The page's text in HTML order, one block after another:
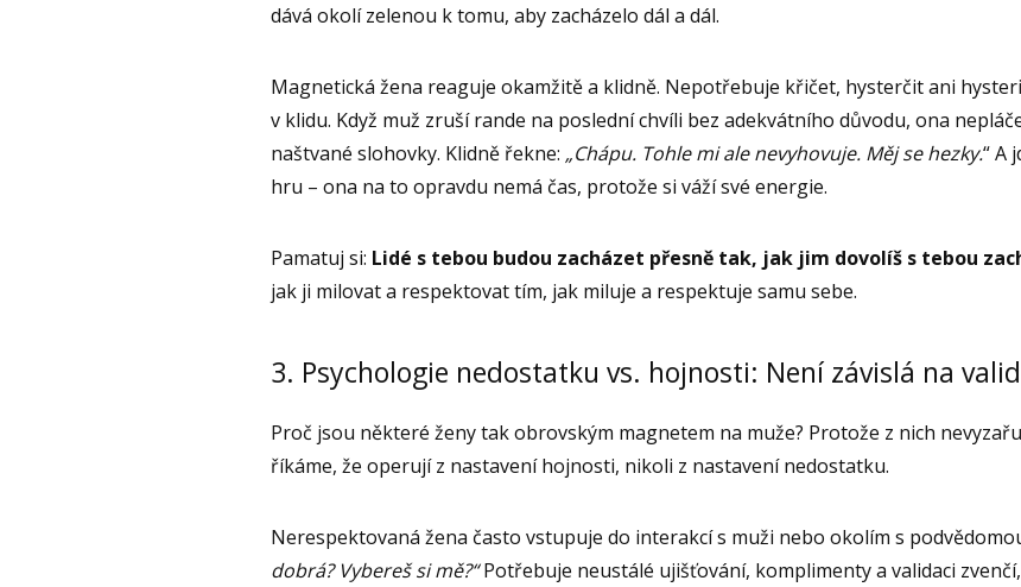
dává okolí zelenou k tomu, aby zacházelo dál a dál.
Magnetická žena reaguje okamžitě a klidně. Nepotřebuje křičet, hysterčit ani
v klidu. Když muž zruší rande na poslední chvíli bez adekvátního důvodu, ona
naštvané slohovky. Klidně řekne: „Chápu. Tohle mi ale nevyhovuje. Měj se hezky.“ A
hru – ona na to opravdu nemá čas, protože si váží své energie.
Pamatuj si: Lidé s tebou budou zacházet přesně tak, jak jim dovolíš s tebou
jak ji milovat a respektovat tím, jak miluje a respektuje samu sebe.
3. Psychologie nedostatku vs. hojnosti: Není závislá na
Proč jsou některé ženy tak obrovským magnetem na muže? Protože z nich
říkáme, že operují z nastavení hojnosti, nikoli z nastavení nedostatku.
Nerespektovaná žena často vstupuje do interakcí s muži nebo okolím s
dobrá? Vybereš si mě?“Potřebuje neustálé ujišťování, komplimenty a validaci